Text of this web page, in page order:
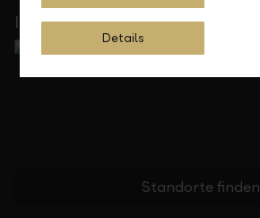
In Ihrer Nähe
Standorte finden
Details